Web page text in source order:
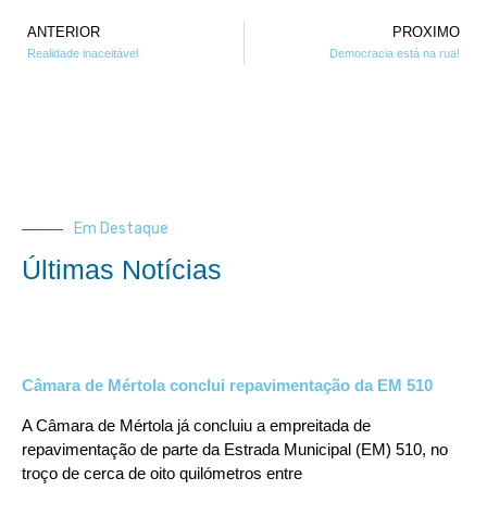
ANTERIOR
Realidade inaceitável
PROXIMO
Democracia está na rua!
Em Destaque
Últimas Notícias
Câmara de Mértola conclui repavimentação da EM 510
A Câmara de Mértola já concluiu a empreitada de
repavimentação de parte da Estrada Municipal (EM) 510, no
troço de cerca de oito quilómetros entre